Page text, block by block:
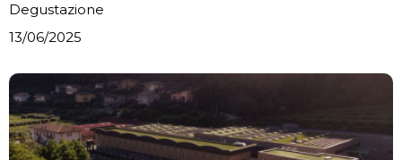
Degustazione
13/06/2025